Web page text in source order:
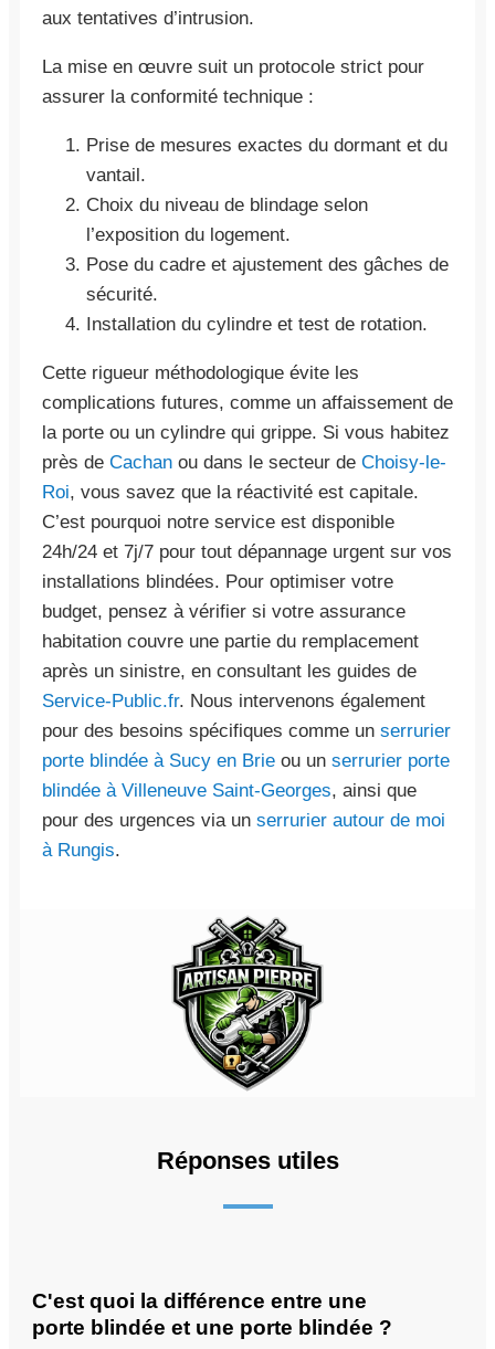
aux tentatives d’intrusion.
La mise en œuvre suit un protocole strict pour
assurer la conformité technique :
Prise de mesures exactes du dormant et du
vantail.
Choix du niveau de blindage selon
l’exposition du logement.
Pose du cadre et ajustement des gâches de
sécurité.
Installation du cylindre et test de rotation.
Cette rigueur méthodologique évite les
complications futures, comme un affaissement de
la porte ou un cylindre qui grippe. Si vous habitez
près de Cachan ou dans le secteur de Choisy-le-
Roi, vous savez que la réactivité est capitale.
C’est pourquoi notre service est disponible
24h/24 et 7j/7 pour tout dépannage urgent sur vos
installations blindées. Pour optimiser votre
budget, pensez à vérifier si votre assurance
habitation couvre une partie du remplacement
après un sinistre, en consultant les guides de
Service-Public.fr. Nous intervenons également
pour des besoins spécifiques comme un serrurier
porte blindée à Sucy en Brie ou un serrurier porte
blindée à Villeneuve Saint-Georges, ainsi que
pour des urgences via un serrurier autour de moi
à Rungis.
Réponses utiles
C'est quoi la différence entre une
porte blindée et une porte blindée ?